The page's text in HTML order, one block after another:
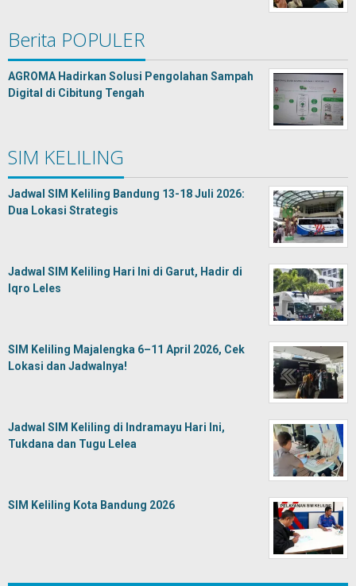
Berita POPULER
AGROMA Hadirkan Solusi Pengolahan Sampah
Digital di Cibitung Tengah
SIM KELILING
Jadwal SIM Keliling Bandung 13-18 Juli 2026:
Dua Lokasi Strategis
Jadwal SIM Keliling Hari Ini di Garut, Hadir di
Iqro Leles
SIM Keliling Majalengka 6–11 April 2026, Cek
Lokasi dan Jadwalnya!
Jadwal SIM Keliling di Indramayu Hari Ini,
Tukdana dan Tugu Lelea
SIM Keliling Kota Bandung 2026